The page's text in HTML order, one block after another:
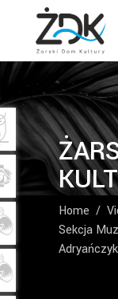
Home /
Sekcja
Adryańczyk